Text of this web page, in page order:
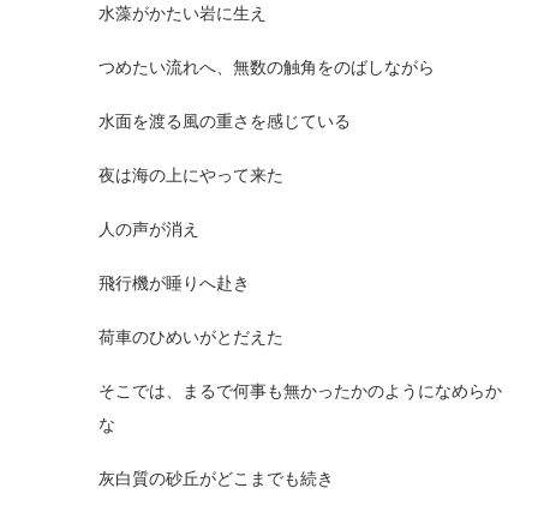
水藻がかたい岩に生え
つめたい流れへ、無数の触角をのばしながら
水面を渡る風の重さを感じている
夜は海の上にやって来た
人の声が消え
飛行機が睡りへ赴き
荷車のひめいがとだえた
そこでは、まるで何事も無かったかのようになめらか
な
灰白質の砂丘がどこまでも続き